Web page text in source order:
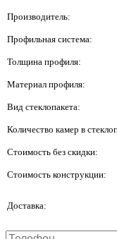
Производитель:
Профильная система:
Толщина профиля:
Материал профиля:
Вид стеклопакета:
Количество камер в
Стоимость без скидки:
Стоимость конструкции:
Доставка: